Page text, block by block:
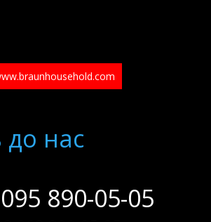
нас
890-05-05